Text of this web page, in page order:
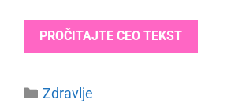
PROČITAJTE CEO TEKST
Categories
Zdravlje